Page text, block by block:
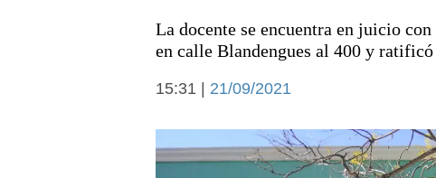
Deportes
Arte y cultura
La docente se encuentra en juicio
en calle Blandengues al 400 y
15:31 | 21/09/2021